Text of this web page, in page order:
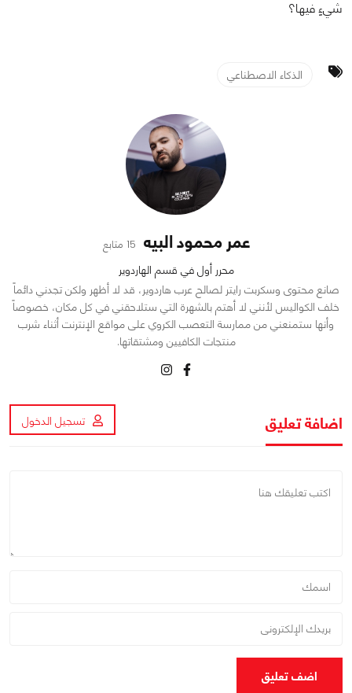
شيءٍ فيها؟
الذكاء الاصطناعي
عمر محمود البيه 15 متابع
محرر أول في قسم الهاردوير
صانع محتوى وسكربت رايتر لصالح عرب هاردوير، قد لا أظهر ولكن تجدني دائماً
خلف الكواليس لأنني لا أهتم بالشهرة التي ستلاحقني في كل مكان، خصوصاً
وأنها ستمنعني من ممارسة التعصب الكروي على مواقع الإنترنت أثناء شرب
منتجات الكافيين ومشتقاتها.
اضافة تعليق تسجيل الدخول
اضف تعليق